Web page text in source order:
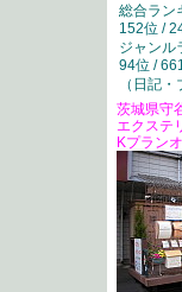
総合ラン
152位 /
ジャンル
94位 /
（ 日記・
茨城県守
エクステ
Kプラン